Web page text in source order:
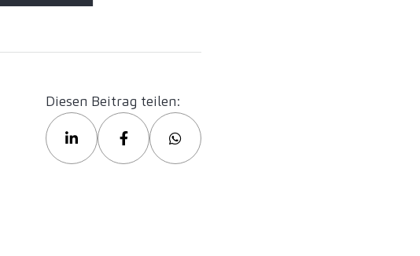
Diesen Beitrag teilen: